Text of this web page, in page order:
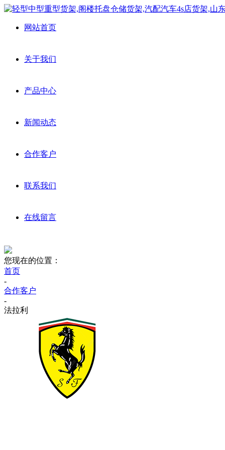
网站首页
关于我们
产品中心
新闻动态
合作客户
联系我们
在线留言
您现在的位置：
首页
-
合作客户
-
法拉利